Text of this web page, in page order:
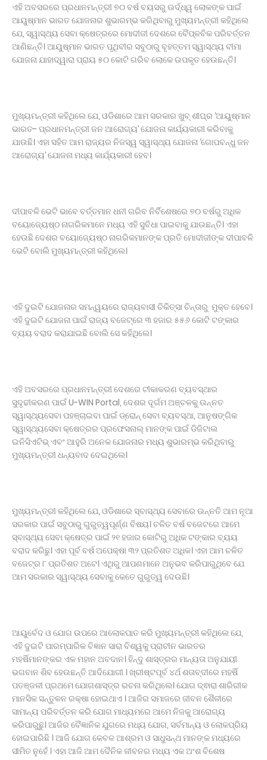
ଏହି ଅବସରରେ ପ୍ରଧାନମନ୍ତ୍ରୀ ୭୦ ବର୍ଷ ବୟସରୁ ଉର୍ଦ୍ଧ୍ୱ ଲୋକଙ୍କ ପାଇଁ
ଆୟୁଷ୍ମାନ ଭାରତ ଯୋଜନାର ଶୁଭାରମ୍ଭ କରିଥିବାରୁ ମୁଖ୍ୟମନ୍ତ୍ରୀ କହିଥିଲେ
ଯେ, ସ୍ୱାସ୍ଥ୍ୟ ସେବା କ୍ଷେତ୍ରରେ ମୋଦୀଜୀ ଦେଶରେ ବୈପ୍ଳବିକ ପରିବର୍ତ୍ତନ
ଆଣିଛନ୍ତି। ଆୟୁଷ୍ମାନ ଭାରତ ପୃଥିବୀର ସବୁଠାରୁ ବୃହତ୍ତମ ସ୍ୱାସ୍ଥ୍ୟ ବୀମା
ଯୋଜନା ଯାହାଦ୍ୱାରା ପ୍ରାୟ ୫୦ କୋଟି ଗରିବ ଲୋକେ ଉପକୃତ ହେଉଛନ୍ତି।
ମୁଖ୍ୟମନ୍ତ୍ରୀ କହିଥିଲେ ଯେ, ଓଡିଶାରେ ଆମ ସରକାର ଖୁବ୍‌ ଶୀଘ୍ର ‘ଆୟୁଷ୍ମାନ
ଭାରତ- ପ୍ରଧାନମନ୍ତ୍ରୀ ଜନ ଆରୋଗ୍ୟ’ ଯୋଜନା କାର୍ଯ୍ୟକାରୀ କରିବାକୁ
ଯାଉଛି। ଏହା ସହିତ ଆମ ରାଜ୍ୟର ନିଜସ୍ୱ ସ୍ୱାସ୍ଥ୍ୟ ଯୋଜନା ‘ଗୋପବନ୍ଧୁ ଜନ
ଆରୋଗ୍ୟ’ ଯୋଜନା ମଧ୍ୟ କାର୍ଯ୍ୟକାରୀ ହେବ।
ଦୀପାବଳି ଭେଟି ଭାବେ ବର୍ତ୍ତମାନ ଧନୀ ଗରିବ ନିର୍ବିଶେଷରେ ୭୦ ବର୍ଷରୁ ଅଧିକ
ବୟୋଜ୍ୟେଷ୍ଠ ନାଗରିକମାନେ ମଧ୍ୟ ଏହି ସୁବିଧା ପାଇବାକୁ ଯାଉଛନ୍ତି। ଏହା
ହେଉଛି ଦେଶର ବୟୋଜ୍ୟେଷ୍ଠ ନାଗରିକମାନଙ୍କ ପ୍ରତି ମୋଦୀଜୀଙ୍କ ଦୀପାବଳି
ଭେଟି ବୋଲି ମୁଖ୍ୟମନ୍ତ୍ରୀ କହିଥିଲେ।
ଏହି ଦୁଇଟି ଯୋଜନାର ସମନ୍ୱୟରେ ରାଜ୍ୟବାସୀ ଚିକିତ୍ସା ଚିନ୍ତାରୁ ମୁକ୍ତ ହେବେ।
ଏହି ଦୁଇଟି ଯୋଜନା ପାଇଁ ରାଜ୍ୟ ବଜେଟ୍‌ରେ ୩ ହଜାର ୫୫୬ କୋଟି ଟଙ୍କାର
ବ୍ୟୟ ବରାଦ କରାଯାଇଛି ବୋଲି ସେ କହିଥିଲେ।
ଏହି ଅବସରରେ ପ୍ରଧାନମନ୍ତ୍ରୀ ଦେଶରେ ଟୀକାକରଣ ବ୍ୟବସ୍ଥାର
ସୁଦୃଢୀକରଣ ପାଇଁ U-WIN Portal, ଦେଶର ଦୂର୍ଗମ ଅଞ୍ଚଳକୁ ଉନ୍ନତ
ସ୍ୱାସ୍ଥ୍ୟସେବା ପହଞ୍ଚାଇବା ପାଇଁ ଡ୍ରୋନ୍ ସେବା ବ୍ୟବସ୍ଥା, ଆନୁଷଙ୍ଗିକ
ସ୍ୱାସ୍ଥ୍ୟସେବା କ୍ଷେତ୍ରର ପ୍ରଫେସନାଲ୍‌ ମାନଙ୍କ ପାଇଁ ଡିଜିଟାଲ
ଇନିସିଏଟିଭ୍ ଏବଂ ଆହୁରି ଅନେକ ଯୋଜନାର ମଧ୍ୟ ଶୁଭାରମ୍ଭ କରିଥିବାରୁ
ମୁଖ୍ୟମନ୍ତ୍ରୀ ଧନ୍ୟବାଦ ଦେଇଥିଲେ।
ମୁଖ୍ୟମନ୍ତ୍ରୀ କହିଥିଲେ ଯେ, ଓଡିଶାରେ ସ୍ବାସ୍ଥ୍ୟ ସେବାରେ ଉନ୍ନତି ଆମ ନୂଆ
ସରକାର ପାଇଁ ସବୁଠାରୁ ଗୁରୁତ୍ୱପୂର୍ଣ୍ଣ ବିଷୟ। ଚଳିତ ବର୍ଷ ବଜେଟରେ ଆମେ
ସ୍ବାସ୍ଥ୍ୟ ସେବା କ୍ଷେତ୍ର ପାଇଁ ୨୧ ହଜାର କୋଟିରୁ ଅଧିକ ଟଙ୍କାର ବ୍ୟୟ
ବରାଦ କରିଛୁ। ଏହା ପୂର୍ବ ବର୍ଷ ଅପେକ୍ଷା ୩୨ ପ୍ରତିଶତ ଅଧିକ। ଏହା ଆମ ଚଳିତ
ବଜେଟ୍‌ର ୮ ପ୍ରତିଶତ ଅଟେ। ଏଥିରୁ ଆପଣମାନେ ଅନୁଭବ କରିପାରୁଥିବେ ଯେ
ଆମ ସରକାର ସ୍ୱାସ୍ଥ୍ୟ ସେବାକୁ କେତେ ଗୁରୁତ୍ୱ ଦେଉଛି।
ଆୟୁର୍ବେଦ ଓ ଯୋଗ ଉପରେ ଆଲୋକପାତ କରି ମୁଖ୍ୟମନ୍ତ୍ରୀ କହିଥିଲେ ଯେ,
ଏହି ଦୁଇଟି ପାରମ୍ପାରିକ ବିଜ୍ଞାନ ସାରା ବିଶ୍ୱକୁ ପ୍ରାଚୀନ ଭାରତର
ମହର୍ଷିମାନଙ୍କର ଏକ ମହାନ ଅବଦାନ। ହିନ୍ଦୁ ଶାସ୍ତ୍ରର ମାନ୍ୟତା ଅନୁଯାୟୀ
ଭଗବାନ ଶିବ ହେଉଛନ୍ତି ଆଦିଯୋଗୀ । ଖ୍ରୀଷ୍ଟପୂର୍ବ ୪ର୍ଥ ଶତାବ୍ଦୀରେ ମହର୍ଷି
ପତଞ୍ଜଳୀ ପ୍ରଥମେ ଯୋଗଶାସ୍ତ୍ର ରଚନା କରିଥିଲେ। ଯୋଗ ଦ୍ଵାରା ଶାରିରୀକ
ମାନସିକ ସନ୍ତୁଳନ ରକ୍ଷା ହୋଇଥାଏ । ଆଜିର ସମାଜରେ ଜୀବନ ଶୈଳୀରେ
ସାମାନ୍ୟ ପରିବର୍ତ୍ତନ କରି ଯୋଗ ମାଧ୍ୟମରେ ଆମେ ନିଜକୁ ଆରୋଗ୍ୟ
କରିପାରୁଛୁ। ଆଜିର ବୈଜ୍ଞାନିକ ଯୁଗରେ ମଧ୍ୟ ଯୋଗ, ସର୍ବମାନ୍ୟ ଓ ଲୋକପ୍ରିୟ
ହୋଇପାରିଛି । ଆଜି ଯୋଗ କେବଳ ଆଶ୍ରମ ଓ ସାଧୁସନ୍ଥ ମାନଙ୍କ ମଧ୍ୟରେ
ସୀମିତ ନୁହେଁ । ଏହା ଆଜି ଆମ ଦୈନିକ ଜୀବନର ମଧ୍ୟ ଏକ ଅଂଶ ବିଶେଷ